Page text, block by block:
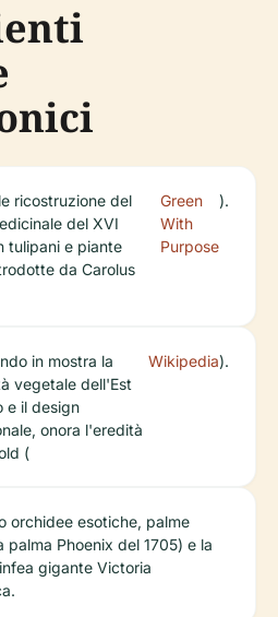
ricostruzione del
del XVI
tulipani e piante
da Carolus
Green
With
Purpose
).
in mostra la
vegetale dell'Est
e il design
onora l'eredità
(
Wikipedia).
orchidee esotiche, palme
palma Phoenix del 1705) e la
gigante Victoria